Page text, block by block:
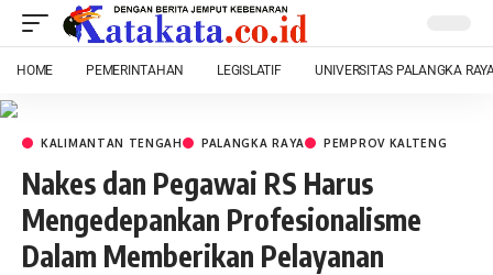
HOME PEMERINTAHAN LEGISLATIF UNIVERSITAS PALANGKA
KALIMANTAN TENGAH PALANGKA RAYA PEMPROV KALTENG
Nakes dan Pegawai RS Harus
Mengedepankan Profesionalisme
Dalam Memberikan Pelayanan